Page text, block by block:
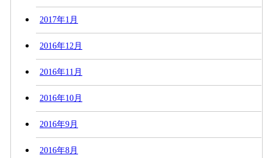
2017年1月
2016年12月
2016年11月
2016年10月
2016年9月
2016年8月